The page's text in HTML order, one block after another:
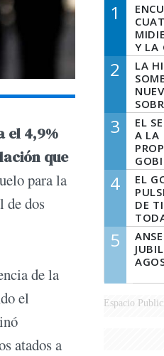
el 4,9%
que
para la
de dos
de la
el
atados a
1
Y LA
2
LA
QUE
3
EL
A LA
LA
4
EL
DE
5
Espacio